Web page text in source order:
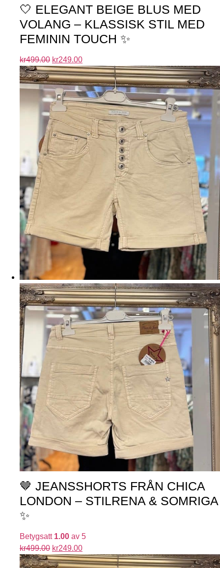
🤍 ELEGANT BEIGE BLUS MED
VOLANG – KLASSISK STIL MED
FEMININ TOUCH ✨
kr499.00 kr249.00
🤎 JEANSSHORTS FRÅN CHICA
LONDON – STILRENA & SOMRIGA
✨
Betygsatt 1.00 av 5
kr499.00 kr249.00